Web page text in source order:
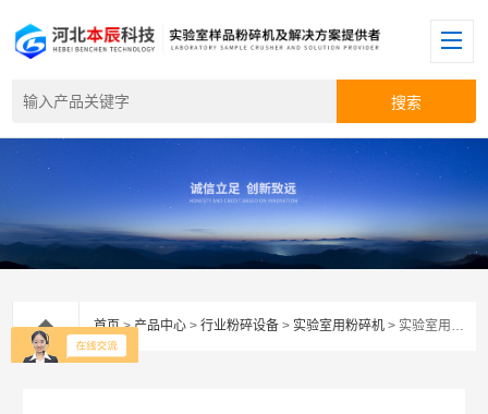
首页>产品中心 >行业粉碎设备 >实验室用粉碎机 > 实验室用粉碎机